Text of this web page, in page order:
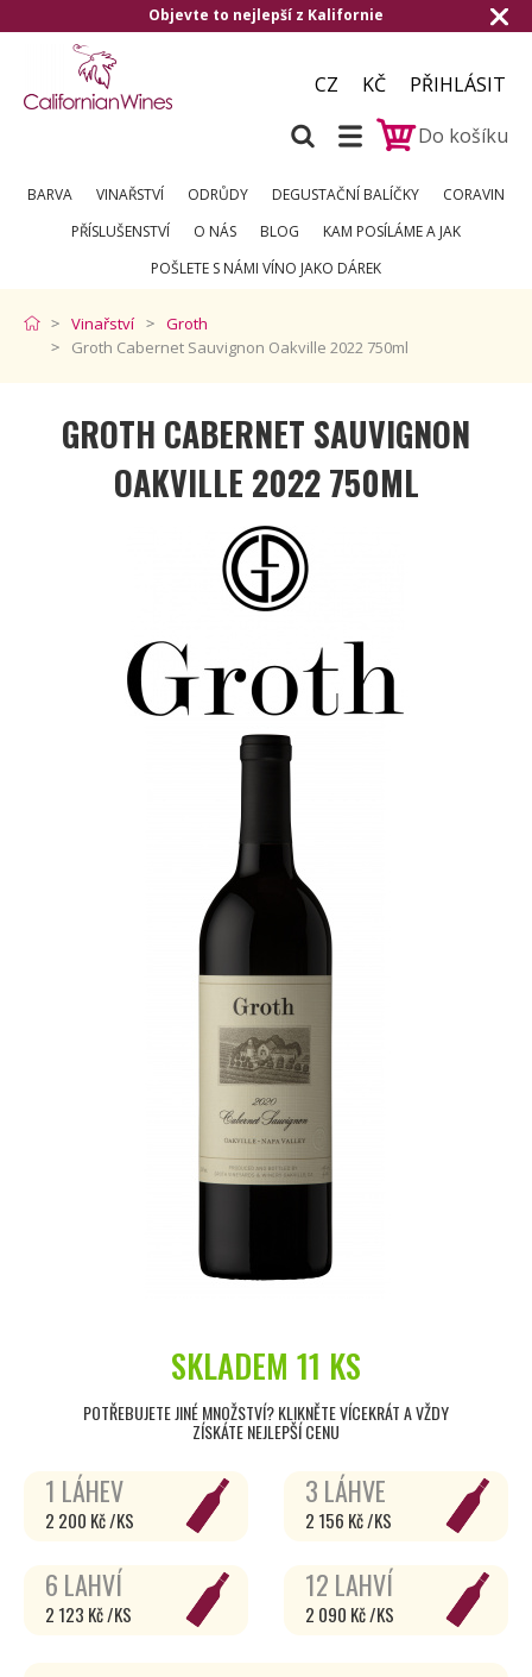
Doručení zdarma od 1.500,- do ČR
CZ KČ
PŘIHLÁSIT
Do košíku
BARVA VINAŘSTVÍ ODRŮDY DEGUSTAČNÍ BALÍČKY
CORAVIN
PŘÍSLUŠENSTVÍ
O NÁS BLOG
KAM POSÍLÁME A JAK
POŠLETE S NÁMI VÍNO JAKO DÁREK
Vinařství
Groth
Groth Cabernet Sauvignon Oakville 2022 750ml
GROTH CABERNET SAUVIGNON
OAKVILLE 2022 750ML
SKLADEM 11 KS
POTŘEBUJETE JINÉ MNOŽSTVÍ? KLIKNĚTE VÍCEKRÁT A VŽDY
ZÍSKÁTE NEJLEPŠÍ CENU
1 LÁHEV
2 200 Kč /KS
3 LÁHVE
2 156 Kč /KS
6 LAHVÍ
2 123 Kč /KS
12 LAHVÍ
2 090 Kč /KS